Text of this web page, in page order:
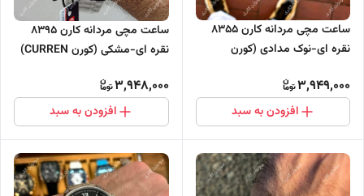
ساعت مچی مردانه کارن 8355
نقره ای-نوک مدادی (کورن
3,949,000
افزودن به سبد
ساعت مچی مردانه کارن 8395
نقره ای-مشکی (کورن CURREN)
3,948,000
افزودن به سبد